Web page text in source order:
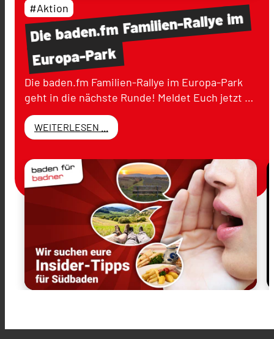
Diebaden.fmFamilien-Rallyeim
Europa-Park
#Aktion
Die baden.fm Familien-Rallye im Europa-Park
geht in die nächste Runde! Meldet Euch jetzt …
WEITERLESEN ...